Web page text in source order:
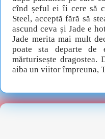
cînd șeful ei îi cere să
Steel, acceptă fără să
ascund ceva și Jade e
Jade merita mai mult
poate sta departe
mărturisește dragostea.
aiba un viitor împreuna,